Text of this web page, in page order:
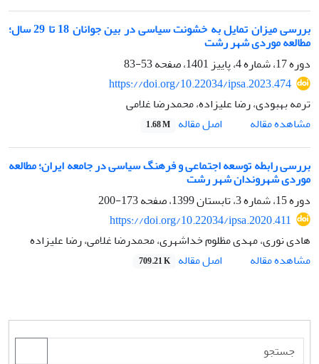
بررسی میزان تمایل به خشونت سیاسی در بین جوانان 18 تا 29 سال؛
مطالعه موردی شهر رشت
دوره 17، شماره 4، پاییز 1401، صفحه
53-83
https://doi.org/10.22034/ipsa.2023.474
ترمه بهبودی، رضا علیزاده، محمدرضا غلامی
مشاهده مقاله
اصل مقاله 1.68 M
بررسی رابطه توسعه اجتماعی و فرهنگ سیاسی در جامعه ایران؛ مطالعه
موردی شهروندان شهر رشت
دوره 15، شماره 3، تابستان 1399، صفحه
173-200
https://doi.org/10.22034/ipsa.2020.411
هادی نوری، مهدی مظلوم خداشهری، محمدرضا غلامی، رضا علیزاده
مشاهده مقاله
اصل مقاله 709.21 K